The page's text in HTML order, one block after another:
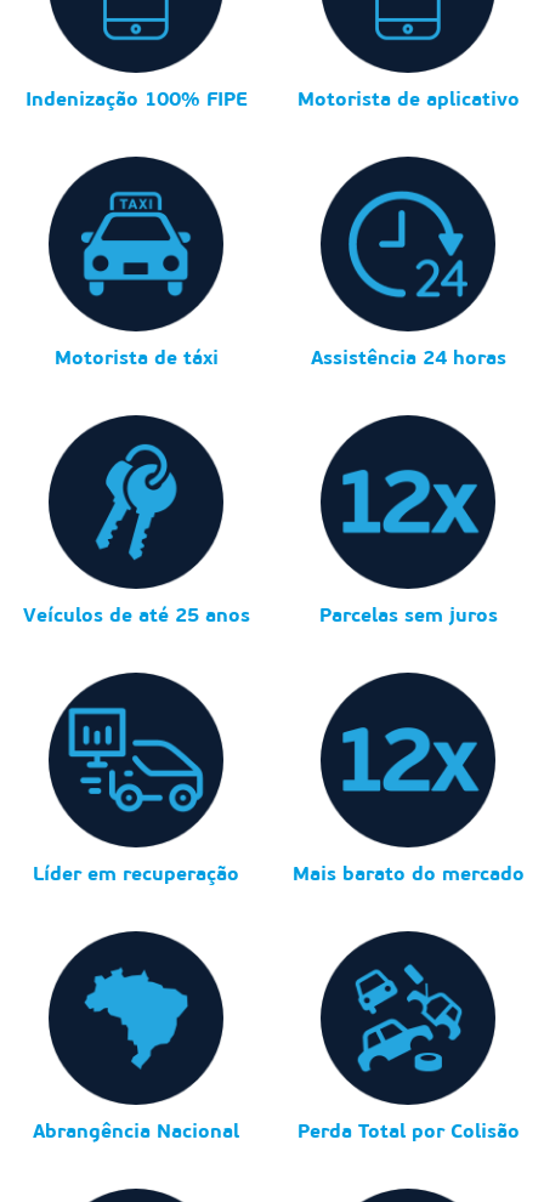
Indenização 100% FIPE Motorista de aplicativo
Motorista de táxi Assistência 24 horas
Veículos de até 25 anos Parcelas sem juros
Líder em recuperação Mais barato do mercado
Abrangência Nacional Perda Total por Colisão